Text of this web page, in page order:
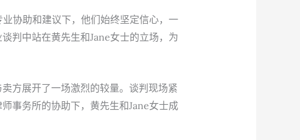
协助和建议下，他们始终坚定信心，一
判中站在黄先生和Jane女士的立场，为
方展开了一场激烈的较量。谈判现场紧
事务所的协助下，黄先生和Jane女士成